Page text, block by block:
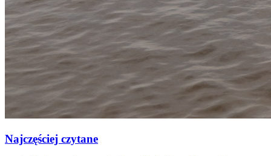
Najczęściej czytane